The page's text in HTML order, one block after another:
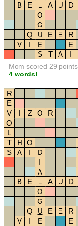
B
E L A U D
O
G
Q
U E E
R
V
I E
E
S
T A I
Mom scored 29 points
4 words!
R
E
V
I Z O R
O
L
T
H O
S
A I D
I
A
B
E L A U D
O
G
Q
U E E
R
V
I E
E